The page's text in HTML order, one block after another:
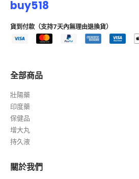
貨到付款（支持7天內無理由退換貨）
壯陽藥
印度藥
保健品
增大丸
持久液
關於我們